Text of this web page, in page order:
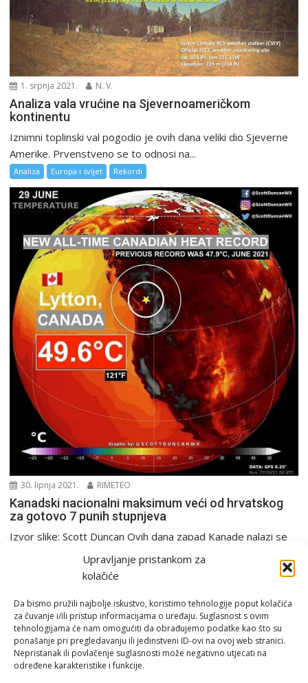
Upravljanje pristankom za
kolačiće
Da bismo pružili najbolje iskustvo, koristimo tehnologije poput kolačića
za čuvanje i/ili pristup informacijama o uređaju. Suglasnost s ovim
tehnologijama će nam omogućiti da obrađujemo podatke kao što su
ponašanje pri pregledavanju ili jedinstveni ID-ovi na ovoj web stranici.
Nepristanak ili povlačenje suglasnosti može negativno utjecati na
određene karakteristike i funkcije.
1. srpnja 2021. N. V.
Analiza vala vrućine na Sjevernoameričkom
kontinentu
Iznimni toplinski val pogodio je ovih dana veliki dio Sjeverne
Amerike. Prvenstveno se to odnosi na...
Analiza Europa i svijet Rekordi
30. lipnja 2021. RIMETEO
Kanadski nacionalni maksimum veći od hrvatskog
za gotovo 7 punih stupnjeva
Izvor slike: Scott Duncan Ovih dana zapad Kanade nalazi se
na udaru vala ekstremne vrućine, koji...
Rekordi
Email: rimeteoATyahoo.com